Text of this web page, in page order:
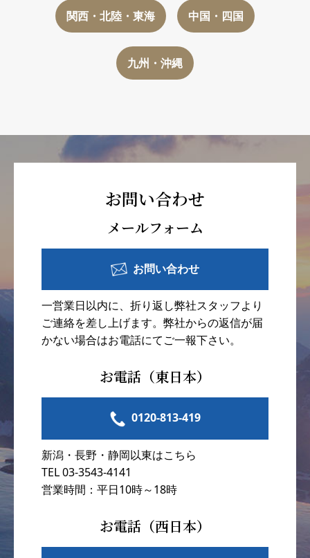
関西・北陸・東海 中国・四国
九州・沖縄
お問い合わせ
メールフォーム
お問い合わせ
一営業日以内に、折り返し弊社スタッフより
ご連絡を差し上げます。弊社からの返信が届
かない場合はお電話にてご一報下さい。
お電話（東日本）
0120-813-419
新潟・長野・静岡以東はこちら
TEL 03-3543-4141
営業時間：平日10時～18時
お電話（西日本）